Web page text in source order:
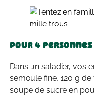
Pour 4 personnes
Dans un saladier, vos
semoule fine, 120 g
soupe de sucre en